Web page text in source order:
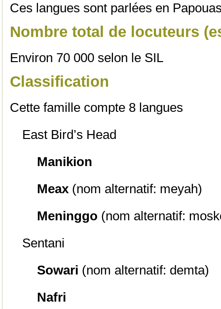
Ces langues sont parlées en
Nombre total de locuteurs
Environ 70 000 selon le SIL
Classification
Cette famille compte 8 langues
East Bird’s Head
Manikion
Meax (nom alternatif: meyah)
Meninggo (nom alternatif:
Sentani
Sowari (nom alternatif: demta)
Nafri